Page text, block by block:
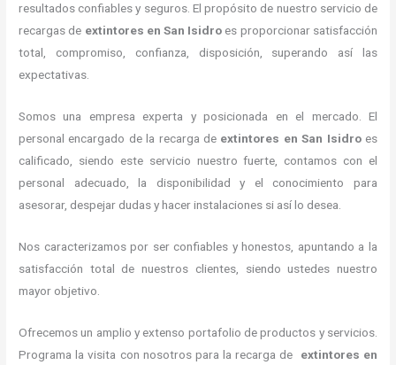
resultados confiables y seguros. El propósito de nuestro servicio de
recargas de extintores en San Isidro es proporcionar satisfacción
total, compromiso, confianza, disposición, superando así las
expectativas.
Somos una empresa experta y posicionada en el mercado. El
personal encargado de la recarga de extintores en San Isidroes
calificado, siendo este servicio nuestro fuerte, contamos con el
personal adecuado, la disponibilidad y el conocimiento para
asesorar, despejar dudas y hacer instalaciones si así lo desea.
Nos caracterizamos por ser confiables y honestos, apuntando a la
satisfacción total de nuestros clientes, siendo ustedes nuestro
mayor objetivo.
Ofrecemos un amplio y extenso portafolio de productos y servicios.
Programa la visita con nosotros para la recarga de extintores en